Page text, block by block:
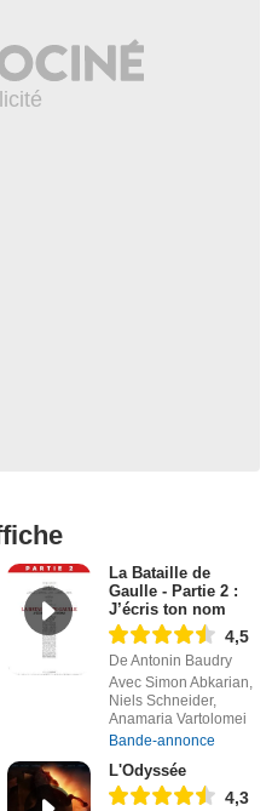
La Bataille de
Gaulle - Partie 2 :
J’écris ton nom
4,5
De Antonin Baudry
Avec Simon Abkarian,
Niels Schneider,
Anamaria Vartolomei
Bande-annonce
L'Odyssée
4,3